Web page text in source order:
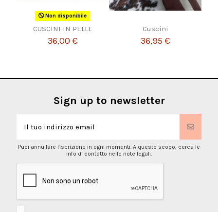
Non disponibile
CUSCINI IN PELLE
36,00 €
Cuscini
36,95 €
Sign up to newsletter
Puoi annullare l'iscrizione in ogni momenti. A questo scopo, cerca le
info di contatto nelle note legali.